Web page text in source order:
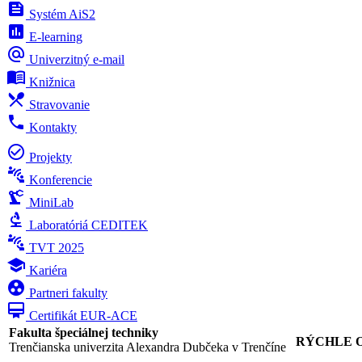
feed Systém AiS2
poll E-learning
alternate_email Univerzitný e-mail
menu_book Knižnica
local_dining Stravovanie
phone Kontakty
check_circle_outline Projekty
connect_without_contact Konferencie
precision_manufacturing MiniLab
biotech Laboratóriá CEDITEK
connect_without_contact TVT 2025
school Kariéra
group_work Partneri fakulty
card_membership Certifikát EUR-ACE
Fakulta špeciálnej techniky
Trenčianska univerzita Alexandra Dubčeka v Trenčíne
RÝCHLE